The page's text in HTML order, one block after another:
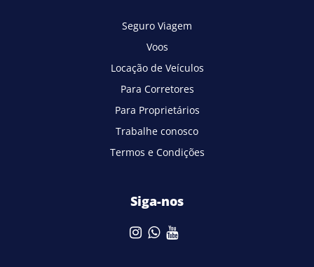
Seguro Viagem
Voos
Locação de Veículos
Para Corretores
Para Proprietários
Trabalhe conosco
Termos e Condições
Siga-nos